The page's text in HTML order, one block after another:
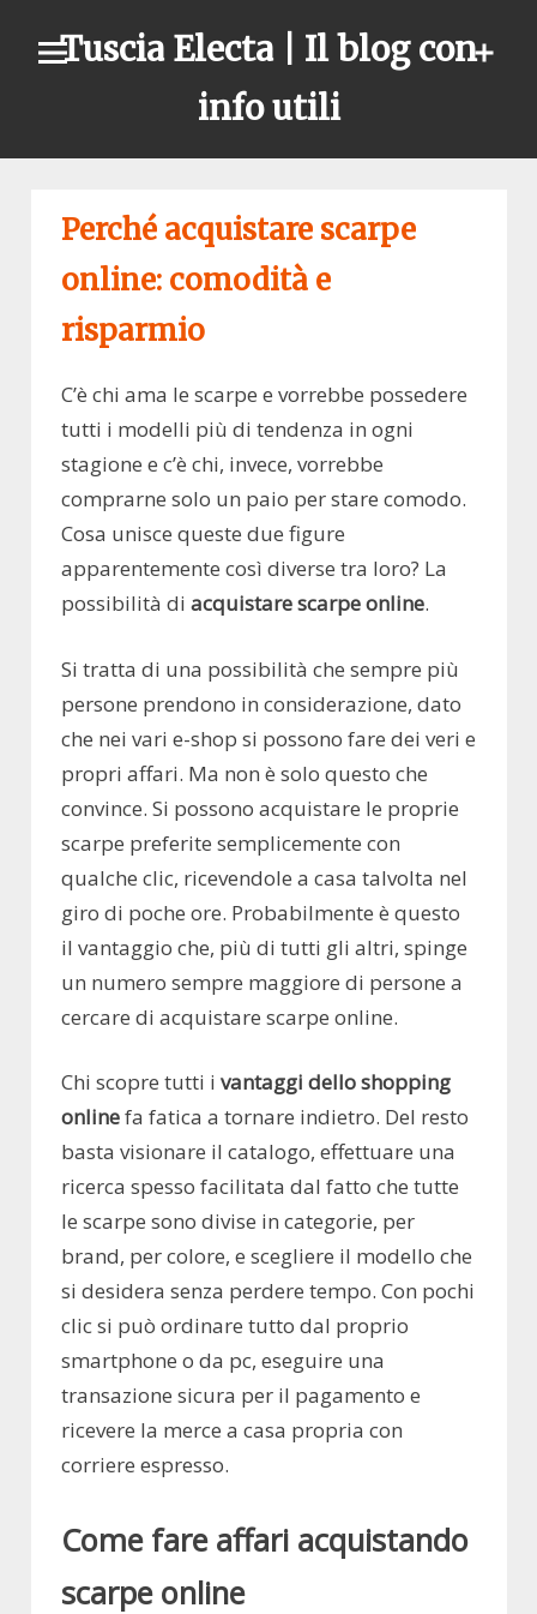
Tuscia Electa | Il blog con
info utili
Perché acquistare scarpe
online: comodità e
risparmio
C’è chi ama le scarpe e vorrebbe possedere
tutti i modelli più di tendenza in ogni
stagione e c’è chi, invece, vorrebbe
comprarne solo un paio per stare comodo.
Cosa unisce queste due figure
apparentemente così diverse tra loro? La
possibilità di acquistare scarpe online.
Si tratta di una possibilità che sempre più
persone prendono in considerazione, dato
che nei vari e-shop si possono fare dei veri e
propri affari. Ma non è solo questo che
convince. Si possono acquistare le proprie
scarpe preferite semplicemente con
qualche clic, ricevendole a casa talvolta nel
giro di poche ore. Probabilmente è questo
il vantaggio che, più di tutti gli altri, spinge
un numero sempre maggiore di persone a
cercare di acquistare scarpe online.
Chi scopre tutti i vantaggi dello shopping
onlinefa fatica a tornare indietro. Del resto
basta visionare il catalogo, effettuare una
ricerca spesso facilitata dal fatto che tutte
le scarpe sono divise in categorie, per
brand, per colore, e scegliere il modello che
si desidera senza perdere tempo. Con pochi
clic si può ordinare tutto dal proprio
smartphone o da pc, eseguire una
transazione sicura per il pagamento e
ricevere la merce a casa propria con
corriere espresso.
Come fare affari acquistando
scarpe online